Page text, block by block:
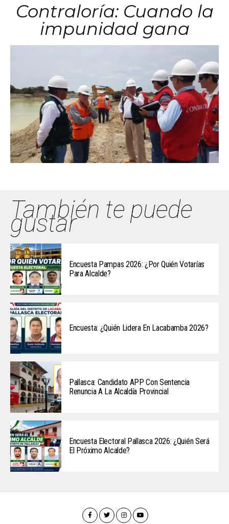
Contraloría: Cuando la
impunidad gana
También te puede
gustar
Encuesta Pampas 2026: ¿Por Quién Votarías
Para Alcalde?
Encuesta: ¿Quién Lidera En Lacabamba 2026?
Pallasca: Candidato APP Con Sentencia
Renuncia A La Alcaldía Provincial
Encuesta Electoral Pallasca 2026: ¿Quién Será
El Próximo Alcalde?